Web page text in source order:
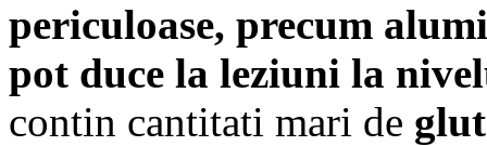
periculoase, precum
pot duce la leziuni la
contin cantitati mari de